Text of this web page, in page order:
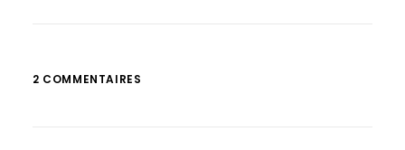
2 COMMENTAIRES